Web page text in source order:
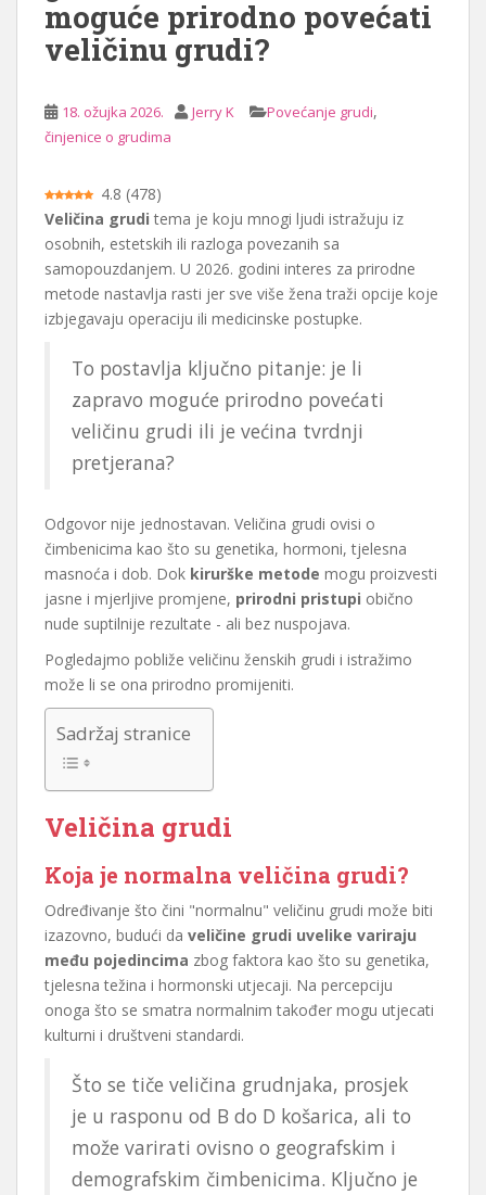
moguće prirodno povećati
veličinu grudi?
18. ožujka 2026. Jerry K Povećanje grudi,
činjenice o grudima
4.8 (478)
Veličina grudi tema je koju mnogi ljudi istražuju iz
osobnih, estetskih ili razloga povezanih sa
samopouzdanjem. U 2026. godini interes za prirodne
metode nastavlja rasti jer sve više žena traži opcije koje
izbjegavaju operaciju ili medicinske postupke.
To postavlja ključno pitanje: je li
zapravo moguće prirodno povećati
veličinu grudi ili je većina tvrdnji
pretjerana?
Odgovor nije jednostavan. Veličina grudi ovisi o
čimbenicima kao što su genetika, hormoni, tjelesna
masnoća i dob. Dok kirurške metode mogu proizvesti
jasne i mjerljive promjene, prirodni pristupi obično
nude suptilnije rezultate - ali bez nuspojava.
Pogledajmo pobliže veličinu ženskih grudi i istražimo
može li se ona prirodno promijeniti.
Sadržaj stranice
Veličina grudi
Koja je normalna veličina grudi?
Određivanje što čini "normalnu" veličinu grudi može biti
izazovno, budući da veličine grudi uvelike variraju
među pojedincima zbog faktora kao što su genetika,
tjelesna težina i hormonski utjecaji. Na percepciju
onoga što se smatra normalnim također mogu utjecati
kulturni i društveni standardi.
Što se tiče veličina grudnjaka, prosjek
je u rasponu od B do D košarica, ali to
može varirati ovisno o geografskim i
demografskim čimbenicima. Ključno je